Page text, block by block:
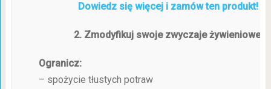
Dowiedz się więcej i zamów ten produkt!
2. Zmodyfikuj swoje zwyczaje żywieniowe!
Ogranicz:
– spożycie tłustych potraw